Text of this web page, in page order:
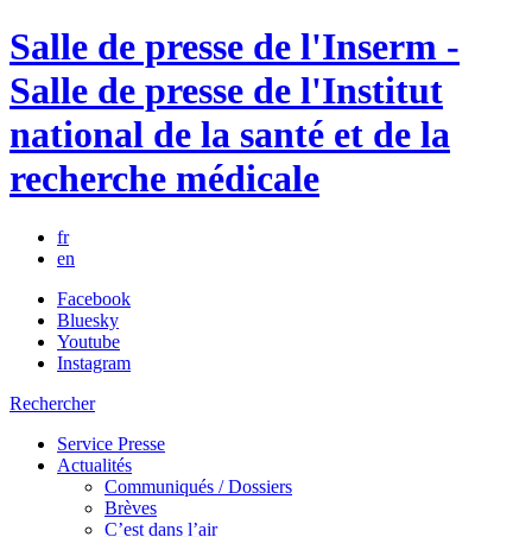
Salle de presse de l'Inserm -
Salle de presse de l'Institut
national de la santé et de la
recherche médicale
fr
en
Facebook
Bluesky
Youtube
Instagram
Rechercher
Service Presse
Actualités
Communiqués / Dossiers
Brèves
C’est dans l’air